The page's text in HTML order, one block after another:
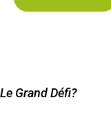
Le Grand Défi?